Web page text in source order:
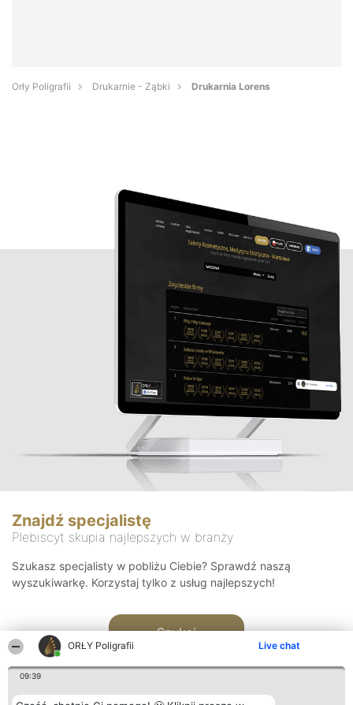
ORŁY Poligrafii Live chat
09:39
Orły Poligrafii Drukarnie - Ząbki Drukarnia Lorens
Znajdź specjalistę
Plebiscyt skupia najlepszych w branży
Szukasz specjalisty w pobliżu Ciebie? Sprawdź naszą
wyszukiwarkę. Korzystaj tylko z usług najlepszych!
Szukaj